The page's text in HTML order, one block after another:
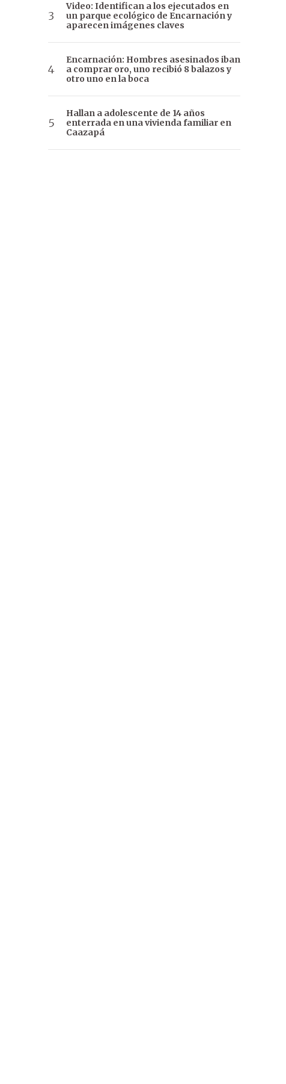
Video: Identifican a los ejecutados en
un parque ecológico de Encarnación y
aparecen imágenes claves
Encarnación: Hombres asesinados iban
a comprar oro, uno recibió 8 balazos y
otro uno en la boca
Hallan a adolescente de 14 años
enterrada en una vivienda familiar en
Caazapá